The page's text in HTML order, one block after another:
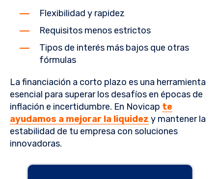
Flexibilidad y rapidez
Requisitos menos estrictos
Tipos de interés más bajos que otras
fórmulas
La financiación a corto plazo es una herramienta
esencial para superar los desafíos en épocas de
inflación e incertidumbre. En Novicap te
ayudamos a mejorar la liquidez y mantener la
estabilidad de tu empresa con soluciones
innovadoras.